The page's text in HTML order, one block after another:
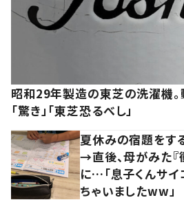
昭和29年製造の東芝の洗濯機
「驚き」「東芝恐るべし」
夏休みの宿題をす
→直後、母がみた『
に…「息子くんサイ
ちゃいましたww」